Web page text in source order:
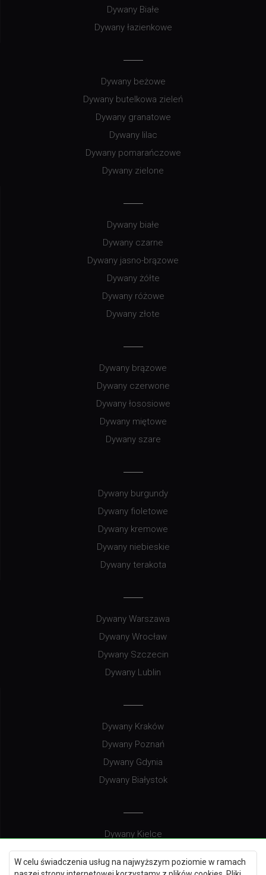
W celu świadczenia usług na najwyższym poziomie w ramach
Dywany Białe
Dywany łazienkowe
Dywany beżowe
Dywany butelkowa zieleń
Dywany granatowe
Dywany lilac
Dywany pomarańczowe
Dywany zielone
Dywany białe
Dywany czarne
Dywany jasno-brązowe
Dywany żółte
Dywany różowe
Dywany złote
Dywany brązowe
Dywany czerwone
Dywany łososiowe
Dywany miętowe
Dywany szare
Dywany burgundy
Dywany fioletowe
Dywany kremowe
Dywany niebieskie
Dywany terakota
Dywany Warszawa
Dywany Wrocław
Dywany Szczecin
Dywany Lublin
Dywany Kraków
Dywany Poznań
Dywany Gdynia
Dywany Białystok
Dywany Kielce
Dywany Gdańsk
Dywany Toruń